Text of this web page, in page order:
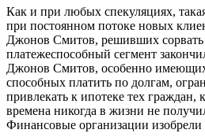
Как и при любых спекуляциях,
при постоянном потоке новых
Джонов Смитов, решивших
платежеспособный сегмент
Джонов Смитов, особенно
способных платить по долгам,
привлекать к ипотеке тех граждан,
времена никогда в жизни не
Финансовые организации